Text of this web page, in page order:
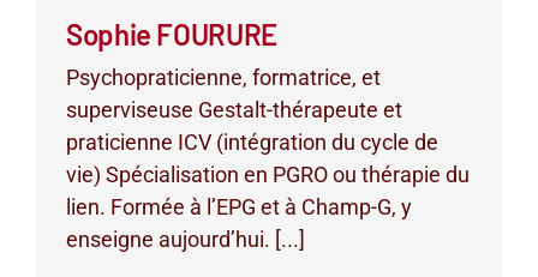
Sophie FOURURE
Psychopraticienne, formatrice, et
superviseuse Gestalt-thérapeute et
praticienne ICV (intégration du cycle de
vie) Spécialisation en PGRO ou thérapie du
lien. Formée à l’EPG et à Champ-G, y
enseigne aujourd’hui. [...]